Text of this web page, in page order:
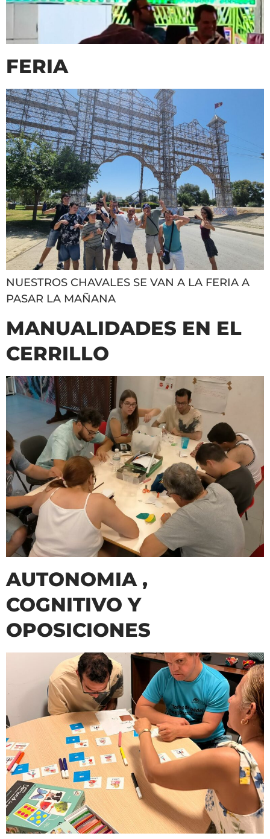
FERIA
NUESTROS CHAVALES SE VAN A LA FERIA A
PASAR LA MAÑANA
MANUALIDADES EN EL
CERRILLO
AUTONOMIA ,
COGNITIVO Y
OPOSICIONES